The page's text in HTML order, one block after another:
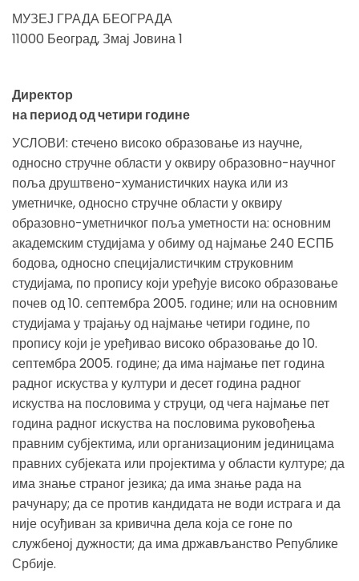
МУЗЕЈ ГРАДА БЕОГРАДА
11000 Београд, Змај Јовина 1
Директор
на период од четири године
УСЛОВИ: стечено високо образовање из научне,
односно стручне области у оквиру образовно-научног
поља друштвено-хуманистичких наука или из
уметничке, односно стручне области у оквиру
образовно-уметничког поља уметности на: основним
академским студијама у обиму од најмање 240 ЕСПБ
бодова, односно специјалистичким струковним
студијама, по пропису који уређује високо образовање
почев од 10. септембра 2005. године; или на основним
студијама у трајању од најмање четири године, по
пропису који је уређивао високо образовање до 10.
септембра 2005. године; да има најмање пет година
радног искуства у култури и десет година радног
искуства на пословима у струци, од чега најмање пет
година радног искуства на пословима руковођења
правним субјектима, или организационим јединицама
правних субјеката или пројектима у области културе; да
има знање страног језика; да има знање рада на
рачунару; да се против кандидата не води истрага и да
није осуђиван за кривична дела која се гоне по
службеној дужности; да има држављанство Републике
Србије.